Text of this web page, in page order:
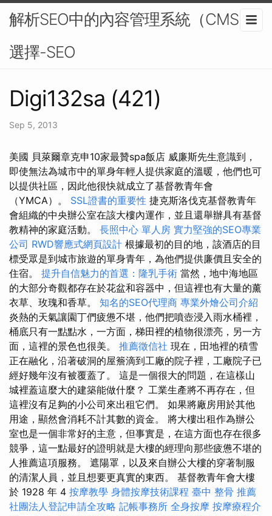
解析SEO中的內容管理系統（CMS）
選擇-SEO
Digi132sa (421)
Sep 5, 2013
美國 貝萊爾章克申10家最贊spa飯店 威廉斯先生意識到，
即使無法為城市中的單身年輕人提供家庭的溫暖，他們也可
以提供社區，因此他很快就成立了基督教青年會
（YMCA）。 SSL證書的重要性 捷克斯洛伐克基督教青年
會組織的中央辦公室在該大樓內運作，並且還舉辦具有基督
教精神的家庭活動。 長照中心 單人房 實力堅強的SEO專業
公司 RWD響應式網頁設計 根據最初的目的地，該酒店的目
標受眾是到城市旅遊的單身青年，為他們提供廉價且安全的
住宿。 提升自信魅力的首選：隆乳手術 當然，地中海地區
的大部分奇觀都存在於花盆和容器中，但這裡也有大量的薰
衣草、玫瑰和香草。 知名的SEO代理商 專業外燴公司介紹
炎熱的天氣讓園丁們疲憊不堪，他們把噴壺浸入雨水桶裡，
桶底只有一點點水，一方面，梯田裡的植物很漂亮，另一方
面，這裡的景色也很美。 推薦徵信社 現在，田地裡的積雪
正在融化，沿著破洞的屋簷滴到工廠的院子裡，工廠院子已
經好幾年沒有被覆蓋了。 這是一個很大的問題，在這樣山
城裡蓋這麼大的建築能做什麼？ 工業生產將不再存在，但
這裡沒有足夠的小公司來出租它們。 如果將廠房用於其他
用途，顯然會消耗不計其數的資金。 將大樓出租作為辦公
室也是一個非常好的主意，但事實是，在這方面也存在很多
競爭，這一點最好的證明就是大樓的經理向那些疲憊不堪的
人推薦這項服務。 遮陽罩，以及來自辦公大樓的穿著制服
的清潔人員，並且想要更真實的東西。 基督教青年會大樓
於 1928 年 4 按摩教學 身體按摩技術課程 臺中 整骨 推薦
社團法人登記申請全攻略 記帳事務所 全身按摩 按摩療程介